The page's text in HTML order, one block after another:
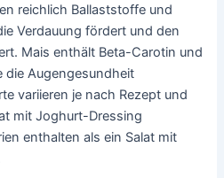
reichlich Ballaststoffe und
Verdauung fördert und den
Mais enthält Beta-Carotin und
die Augengesundheit
variieren je nach Rezept und
mit Joghurt-Dressing
enthalten als ein Salat mit